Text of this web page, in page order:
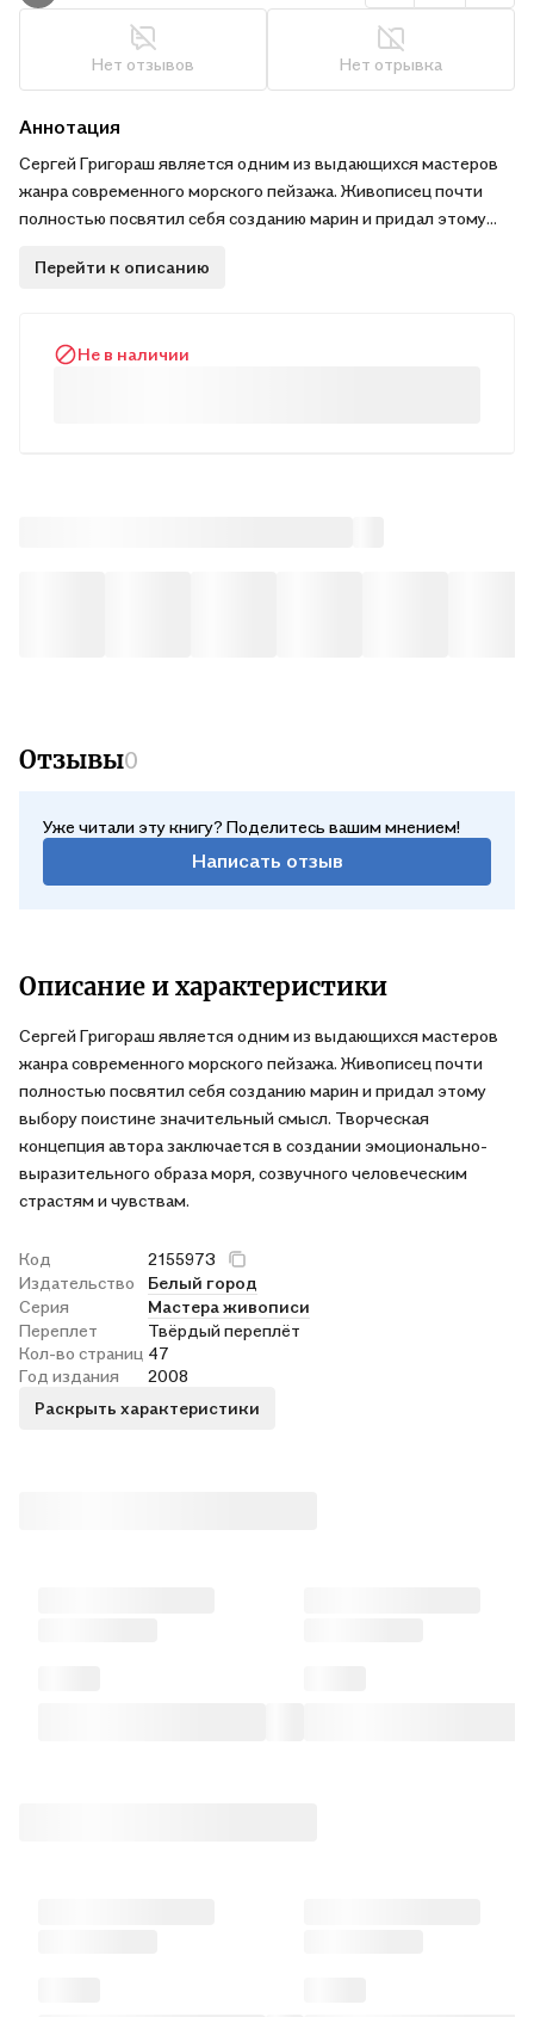
Нет отзывов Нет отрывка
Аннотация
Сергей Григораш является одним из выдающихся мастеров
жанра современного морского пейзажа. Живописец почти
полностью посвятил себя созданию марин и придал этому
концепция автора заключается в создании эмоционально-
Перейти к описанию
Не в наличии
Отзывы0
Уже читали эту книгу? Поделитесь вашим мнением!
Написать отзыв
Описание и характеристики
Сергей Григораш является одним из выдающихся мастеров
жанра современного морского пейзажа. Живописец почти
полностью посвятил себя созданию марин и придал этому
выбору поистине значительный смысл. Творческая
концепция автора заключается в создании эмоционально-
выразительного образа моря, созвучного человеческим
страстям и чувствам.
Код
2155973
Издательство
Белый город
Серия
Мастера живописи
Переплет
Твёрдый переплёт
Кол-во страниц 47
Год издания
2008
Раскрыть характеристики